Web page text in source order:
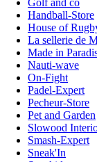
Handball-Store
House of
La sellerie de
Made in
Nauti-wave
On-Fight
Padel-Expert
Pecheur-Store
Pet and Garden
Slowood
Smash-Expert
Sneak'In